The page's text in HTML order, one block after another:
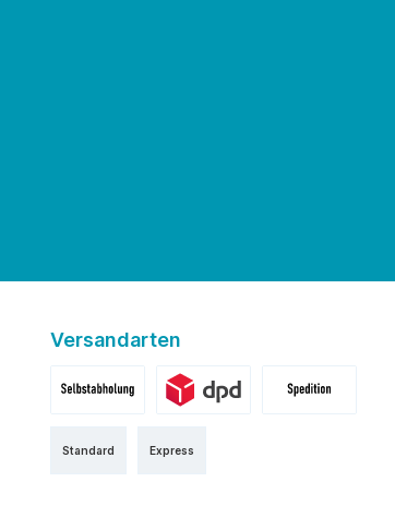
Versandarten
Standard Express